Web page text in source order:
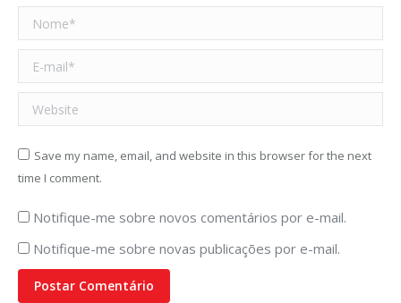
Nome *
E-mail *
Website
Save my name, email, and website in this browser for the next
time I comment.
Notifique-me sobre novos comentários por e-mail.
Notifique-me sobre novas publicações por e-mail.
Postar Comentário